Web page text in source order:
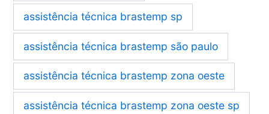
assistência técnica brastemp sp
assistência técnica brastemp são paulo
assistência técnica brastemp zona oeste
assistência técnica brastemp zona oeste sp